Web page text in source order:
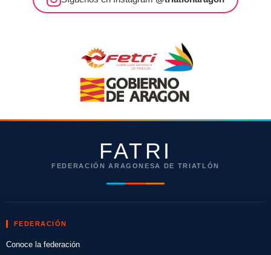
FATRI
FEDERACIÓN ARAGONESA DE TRIATLÓN
FEDERACIÓN
Conoce la federación